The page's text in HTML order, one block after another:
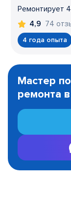
Ремонтирует
4,9 74
4 года опыта
1
Мастер
ремонта